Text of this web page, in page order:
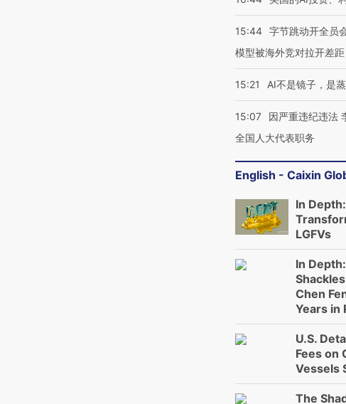
15:44 字节跳动开全员
模型被海外竞对拉开差距
15:21 AI不是镜子，是
15:07
因严重违纪违法
全国人大代表职务
English - Caixin
In
LGFVs
In
Chen
Years in
U.S.
Fees on
Vessels
The